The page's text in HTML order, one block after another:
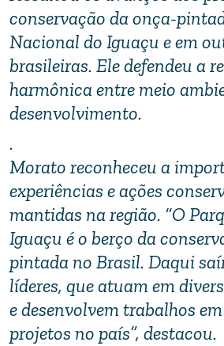
conservação da onça-
Nacional do Iguaçu e em
brasileiras. Ele defendeu a
harmônica entre meio
desenvolvimento.
.
Morato reconheceu a
experiências e ações
mantidas na região. “O
Iguaçu é o berço da
pintada no Brasil. Daqui
líderes, que atuam em
e desenvolvem trabalhos
projetos no país”, destacou.